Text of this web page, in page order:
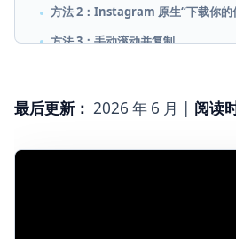
方法 2：Instagram 原生“下载你的
方法 3：手动滚动并复制
方法 5：Instagram Graph API（面
最后更新： 2026 年 6 月 | 阅读